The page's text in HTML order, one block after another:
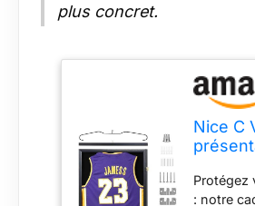
plus concret.
Nice C
Protégez
: notre